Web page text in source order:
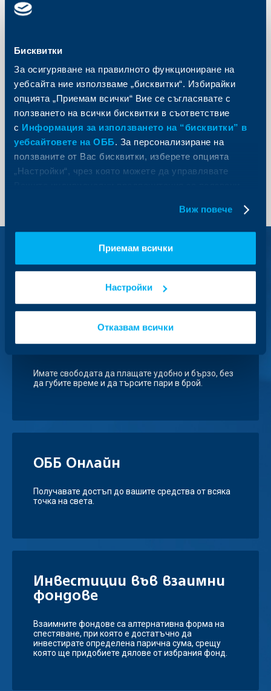
Бисквитки
За осигуряване на правилното функциониране на
уебсайта ние използваме „бисквитки“. Избирайки
опцията „Приемам всички“ Вие се съгласявате с
ползването на всички бисквитки в съответствие
с Информация за използването на “бисквитки” в
уебсайтовете на ОББ. За персонализиране на
ползваните от Вас бисквитки, изберете опцията
„Настройки“, чрез която можете да управлявате
Виж повече
Приемам всички
Настройки
Отказвам всички
Обадете ни се
+3592 483 17 17
*71 71
Кратък номер за абонати на мобилни оператори
0700 1 17 17
Национална линия
+3592 811 20 99
Дистанционно кандидатстване за кредитни продукти
Разгледайтедруги наши
предложения
Дебитни карти Visa Debit
и Debit Mastercard
Имате свободата да плащате удобно и бързо, без
да губите време и да търсите пари в брой.
ОББ Онлайн
Получавате достъп до вашите средства от всяка
точка на света.
Инвестиции във взаимни
фондове
Взаимните фондове са алтернативна форма на
спестяване, при която е достатъчно да
инвестирате определена парична сума, срещу
която ще придобиете дялове от избрания фонд.